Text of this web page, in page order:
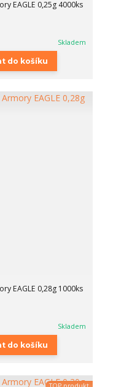
EAGLE 0,25g 4000ks
Skladem
do košíku
EAGLE 0,28g 1000ks
Skladem
do košíku